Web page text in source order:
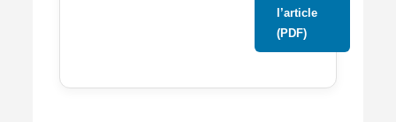
l’article
(PDF)